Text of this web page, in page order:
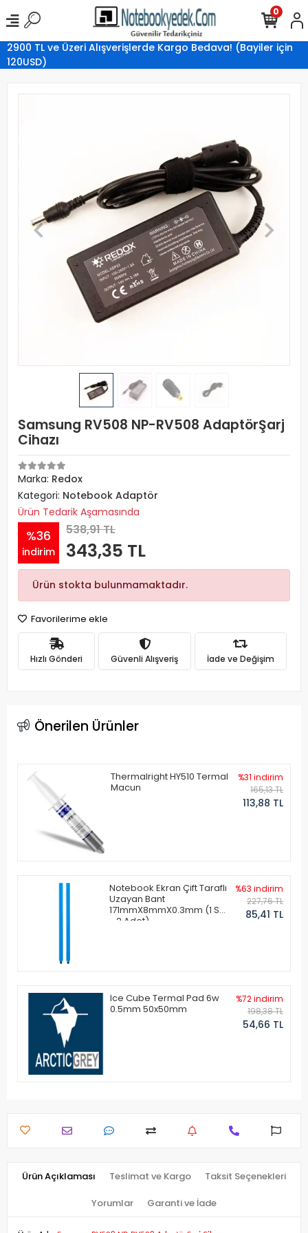
2900 TL ve Üzeri Alışverişlerde Kargo Bedava! (Bayiler için
120USD)
0
Samsung RV508 NP-RV508 AdaptörŞarj
Cihazı
Marka: Redox
Kategori: Notebook Adaptör
Ürün Tedarik Aşamasında
%36
indirim
538,91 TL
343,35 TL
Ürün stokta bulunmamaktadır.
Favorilerime ekle
Hızlı Gönderi Güvenli Alışveriş İade ve Değişim
Önerilen Ürünler
Thermalright HY510 Termal
Macun
%31 indirim
165,13 TL
113,88 TL
Notebook Ekran Çift Taraflı
Uzayan Bant
171mmX8mmX0.3mm (1 Set
- 2 Adet)
%63 indirim
227,76 TL
85,41 TL
Ice Cube Termal Pad 6w
0.5mm 50x50mm
%72 indirim
198,38 TL
54,66 TL
Ürün Açıklaması Teslimat ve Kargo Taksit Seçenekleri
Yorumlar Garanti ve İade